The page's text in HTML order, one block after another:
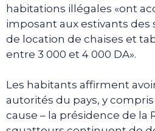
habitations illégales «ont
imposant aux estivants des
de location de chaises et
entre 3 000 et 4 000 DA».
Les habitants affirment
autorités du pays, y
cause – la présidence de la